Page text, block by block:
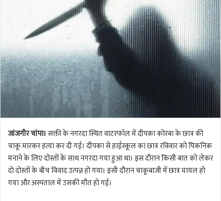
जांजगीर चांपा। सक्ती के नगरदा स्थित वाटरफॉल में दीपका कोरबा के छात्र की
चाकू मारकर हत्या कर दी गई। दीपका से हाईस्कूल का छात्र रविवार को पिकनिक
मनाने के लिए दोस्तों के साथ नगरदा गया हुआ था। इस दौरान किसी बात को लेकर
दो दोस्तों के बीच विवाद उत्पन्न हो गया। इसी दौरान चाकूबाजी में छात्र घायल हो
गया और अस्पताल में उसकी मौत हो गई।